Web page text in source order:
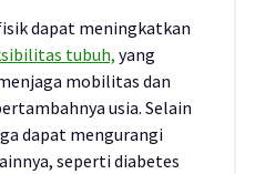
dapat meningkatkan
tubuh, yang
mobilitas dan
usia. Selain
dapat mengurangi
seperti diabetes